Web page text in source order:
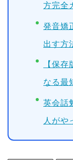
方完全
発音矯
出す方
【保
なる最
英会話
人がや